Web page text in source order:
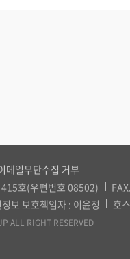
메일무단수집 거부
호(우편번호 08502)
보 보호책임자 : 이윤정 호
ALL RIGHT RESERVED